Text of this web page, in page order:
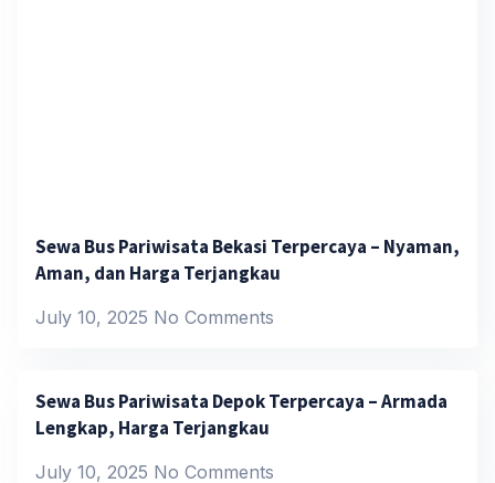
Sewa Bus Pariwisata Bekasi Terpercaya – Nyaman,
Aman, dan Harga Terjangkau
July 10, 2025 No Comments
Sewa Bus Pariwisata Depok Terpercaya – Armada
Lengkap, Harga Terjangkau
July 10, 2025 No Comments